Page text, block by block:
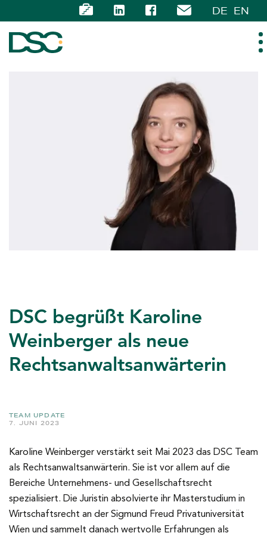
DE EN
KARRIERE
DSC begrüßt Karoline
Weinberger als neue
Rechtsanwaltsanwärterin
TEAM UPDATE
7. JUNI 2023
Karoline Weinberger verstärkt seit Mai 2023 das DSC Team
als Rechtsanwaltsanwärterin. Sie ist vor allem auf die
Bereiche Unternehmens- und Gesellschaftsrecht
spezialisiert. Die Juristin absolvierte ihr Masterstudium in
Wirtschaftsrecht an der Sigmund Freud Privatuniversität
Wien und sammelt danach wertvolle Erfahrungen als